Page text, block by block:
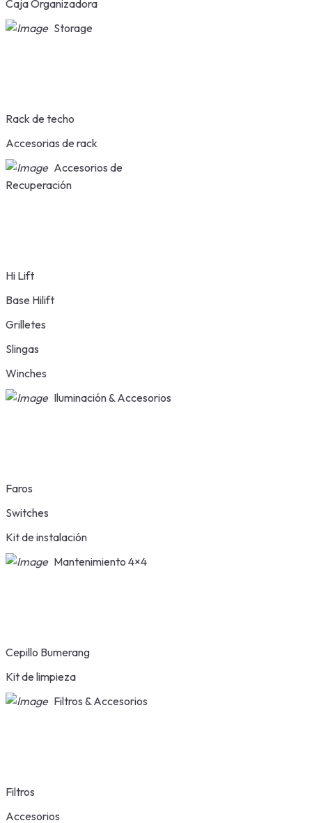
Caja Organizadora
Storage
Rack de techo
Accesorias de rack
Accesorios de
Recuperación
Hi Lift
Base Hilift
Grilletes
Slingas
Winches
Iluminación & Accesorios
Faros
Switches
Kit de instalación
Mantenimiento 4×4
Cepillo Bumerang
Kit de limpieza
Filtros & Accesorios
Filtros
Accesorios